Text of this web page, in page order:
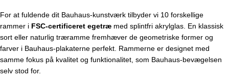
For at fuldende dit Bauhaus-kunstværk tilbyder vi 10 forskellige
rammer i FSC-certificeret egetræ med splintfri akrylglas. En klassisk
sort eller naturlig træramme fremhæver de geometriske former og
farver i Bauhaus-plakaterne perfekt. Rammerne er designet med
samme fokus på kvalitet og funktionalitet, som Bauhaus-bevægelsen
selv stod for.